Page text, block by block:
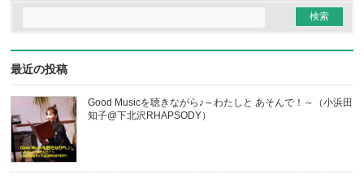
最近の投稿
Good Musicを聴きながら♪～わたしと あそんで！～（小浜田
知子@下北沢RHAPSODY）